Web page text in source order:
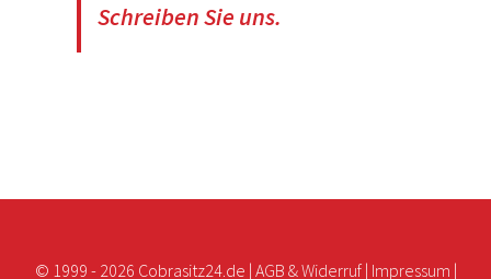
Schreiben Sie uns.
© 1999 - 2026 Cobrasitz24.de | AGB & Widerruf| Impressum |